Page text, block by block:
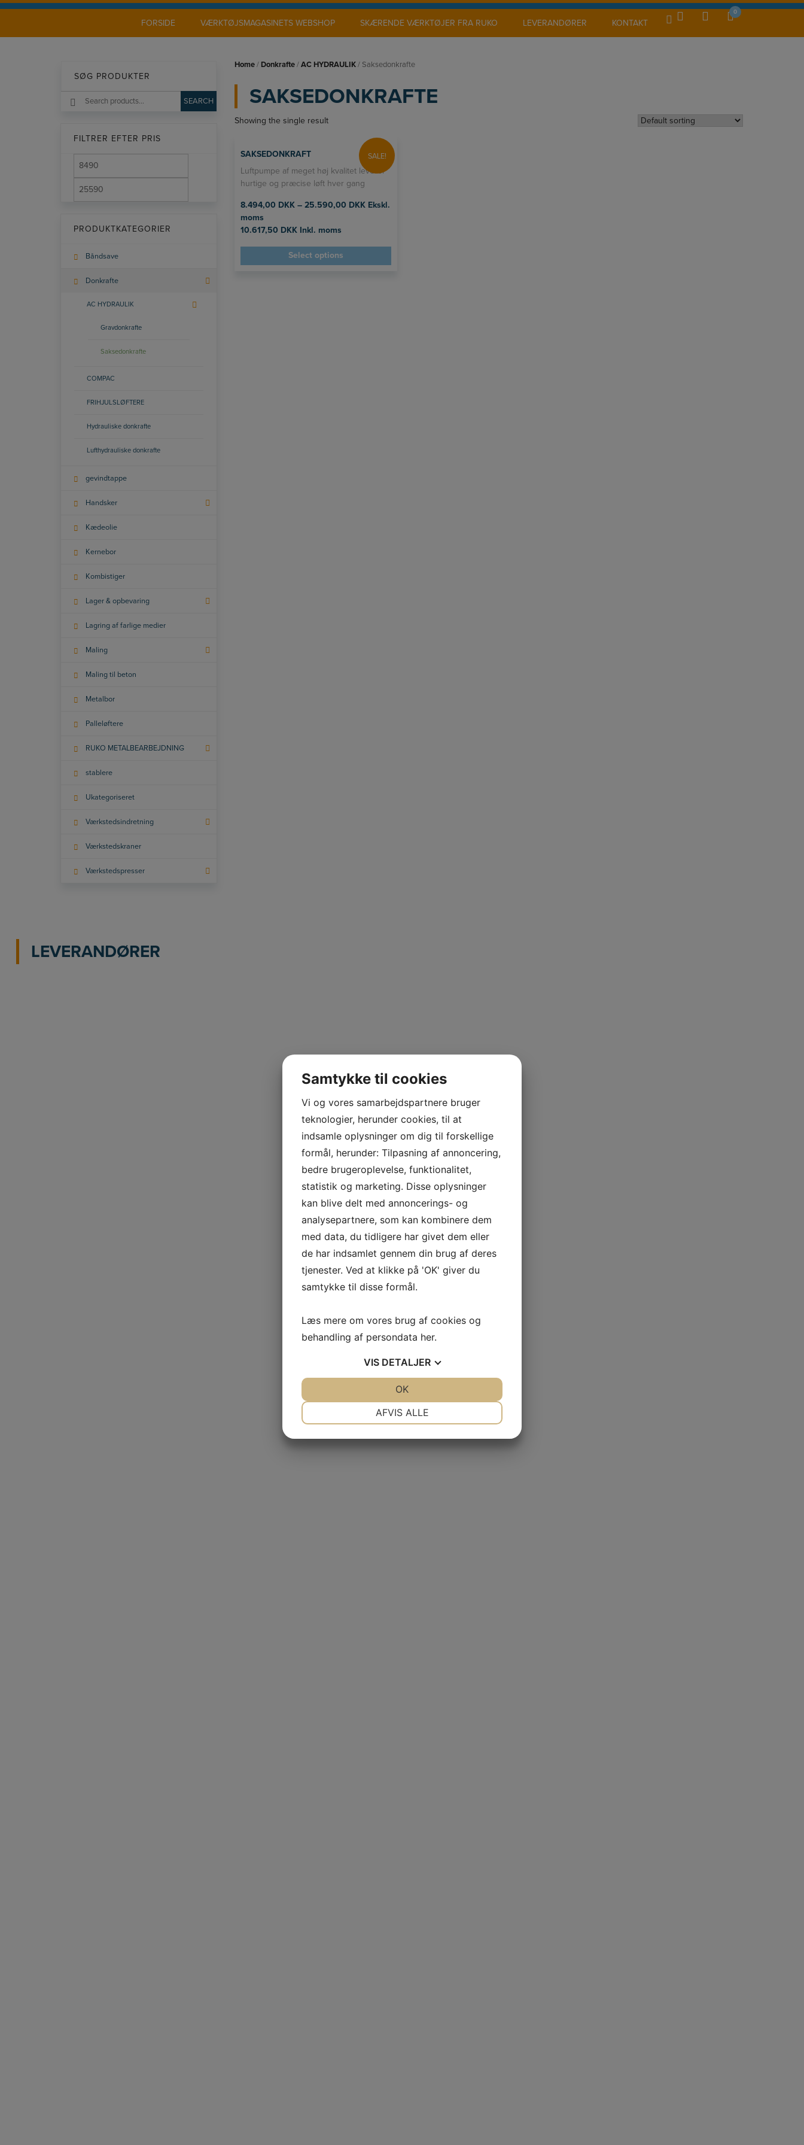
Hop
0
FORSIDE VÆRKTØJSMAGASINETS WEBSHOP SKÆRENDE VÆRKTØJER FRA RUKO LEVERANDØRER KONTAKT
Home/ Donkrafte/AC HYDRAULIK/ Saksedonkrafte
SAKSEDONKRAFTE
Showing the single result
SALE!
SAKSEDONKRAFT
Luftpumpe af meget høj kvalitet leverer
hurtige og præcise løft hver gang
8.494,00 DKK – 25.590,00 DKK Ekskl.
moms
10.617,50 DKK Inkl. moms
Select options
SØG PRODUKTER
Search
for:
SEARCH
FILTRER EFTER PRIS
PRODUKTKATEGORIER
Båndsave
Donkrafte
AC HYDRAULIK
Gravdonkrafte
Saksedonkrafte
COMPAC
FRIHJULSLØFTERE
Hydrauliske donkrafte
Lufthydrauliske donkrafte
gevindtappe
Handsker
Kædeolie
Kernebor
Kombistiger
Lager & opbevaring
Lagring af farlige medier
Maling
Maling til beton
Metalbor
Palleløftere
RUKO METALBEARBEJDNING
stablere
Ukategoriseret
Værkstedsindretning
Værkstedskraner
Værkstedspresser
LEVERANDØRER
Samtykke til cookies
Vi og vores samarbejdspartnere bruger
teknologier, herunder cookies, til at
indsamle oplysninger om dig til forskellige
formål, herunder: Tilpasning af annoncering,
bedre brugeroplevelse, funktionalitet,
statistik og marketing. Disse oplysninger
kan blive delt med annoncerings- og
analysepartnere, som kan kombinere dem
med data, du tidligere har givet dem eller
de har indsamlet gennem din brug af deres
tjenester. Ved at klikke på 'OK' giver du
samtykke til disse formål.
Læs mere om vores brug af cookies og
behandling af persondata her.
VIS DETALJER
AFVIS ALLE
OK